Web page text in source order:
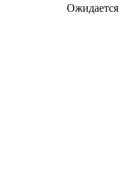
Ожидается